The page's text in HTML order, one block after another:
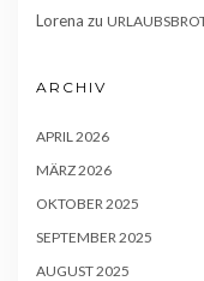
Lorena zu
ARCHIV
APRIL 2026
MÄRZ 2026
OKTOBER 2025
SEPTEMBER 2025
AUGUST 2025